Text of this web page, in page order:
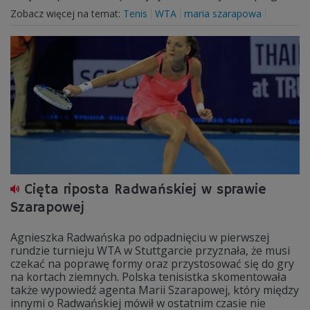
Zobacz więcej na temat: Tenis WTA maria szarapowa
Cięta riposta Radwańskiej w sprawie
Szarapowej
Agnieszka Radwańska po odpadnięciu w pierwszej
rundzie turnieju WTA w Stuttgarcie przyznała, że musi
czekać na poprawę formy oraz przystosować się do gry
na kortach ziemnych. Polska tenisistka skomentowała
także wypowiedź agenta Marii Szarapowej, który między
innymi o Radwańskiej mówił w ostatnim czasie nie